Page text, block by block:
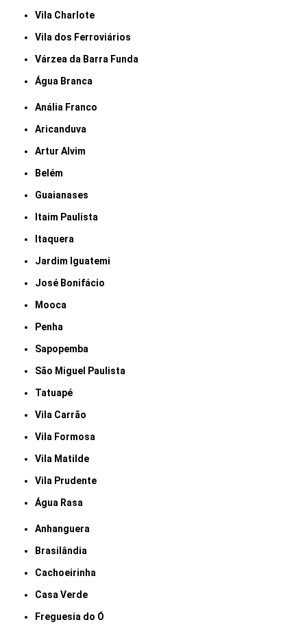
Vila Charlote
Vila dos Ferroviários
Várzea da Barra Funda
Água Branca
Anália Franco
Aricanduva
Artur Alvim
Belém
Guaianases
Itaim Paulista
Itaquera
Jardim Iguatemi
José Bonifácio
Mooca
Penha
Sapopemba
São Miguel Paulista
Tatuapé
Vila Carrão
Vila Formosa
Vila Matilde
Vila Prudente
Água Rasa
Anhanguera
Brasilândia
Cachoeirinha
Casa Verde
Freguesia do Ó